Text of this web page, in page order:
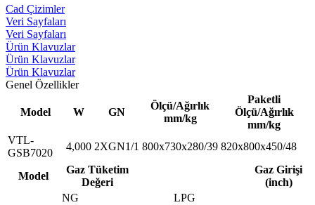
Cad Çizimler
Veri Sayfaları
Veri Sayfaları
Ürün Klavuzlar
Ürün Klavuzlar
Ürün Klavuzlar
Genel Özellikler
Model W GN
Ölçü/Ağırlık
mm/kg
Paketli
Ölçü/Ağırlık
mm/kg
VTL-
GSB7020
4,000 2XGN1/1 800x730x280/39 820x800x450/48
Model
Gaz Tüketim
Değeri
Gaz Girişi
(inch)
NG
LPG